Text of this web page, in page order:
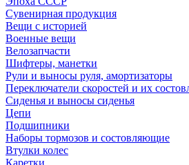
Сувенирная продукция
Вещи с историей
Военные вещи
Велозапчасти
Шифтеры, манетки
Рули и выносы руля, амортизаторы
Переключатели скоростей и их
Сиденья и выносы сиденья
Цепи
Подшипники
Наборы тормозов и состовляющие
Втулки колес
Каретки